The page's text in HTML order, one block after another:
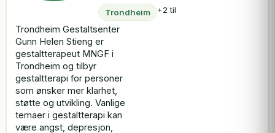
Trondheim +2 til
Trondheim Gestaltsenter
Gunn Helen Stieng er
gestaltterapeut MNGF i
Trondheim og tilbyr
gestaltterapi for personer
som ønsker mer klarhet,
støtte og utvikling. Vanlige
temaer i gestaltterapi kan
være angst, depresjon,